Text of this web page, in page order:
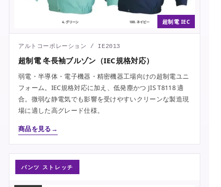
超制電 IEC
アルトコーポレーション / IE2013
超制電 冬長袖ブルゾン（IEC規格対応）
弱電・半導体・電子機器・精密機器工場向けの超制電ユニ
フォーム。IEC規格対応に加え、低発塵かつ JIS T8118 適
合。微弱な静電気でも影響を受けやすいクリーンな製造現
場に適した高グレード仕様。
商品を見る
パンツ ストレッチ